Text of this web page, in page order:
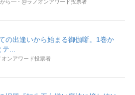
ら― - @ラノオンアワード投票者
の出逢いから始まる御伽噺。1巻か
テ...
ンアワード投票者